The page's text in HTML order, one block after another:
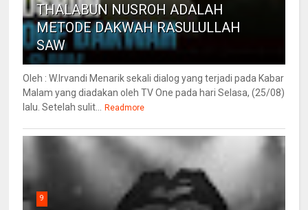
THALABUN NUSROH ADALAH
METODE DAKWAH RASULULLAH
SAW
Oleh : W.Irvandi Menarik sekali dialog yang terjadi pada Kabar
Malam yang diadakan oleh TV One pada hari Selasa, (25/08)
lalu. Setelah sulit...
Readmore
9